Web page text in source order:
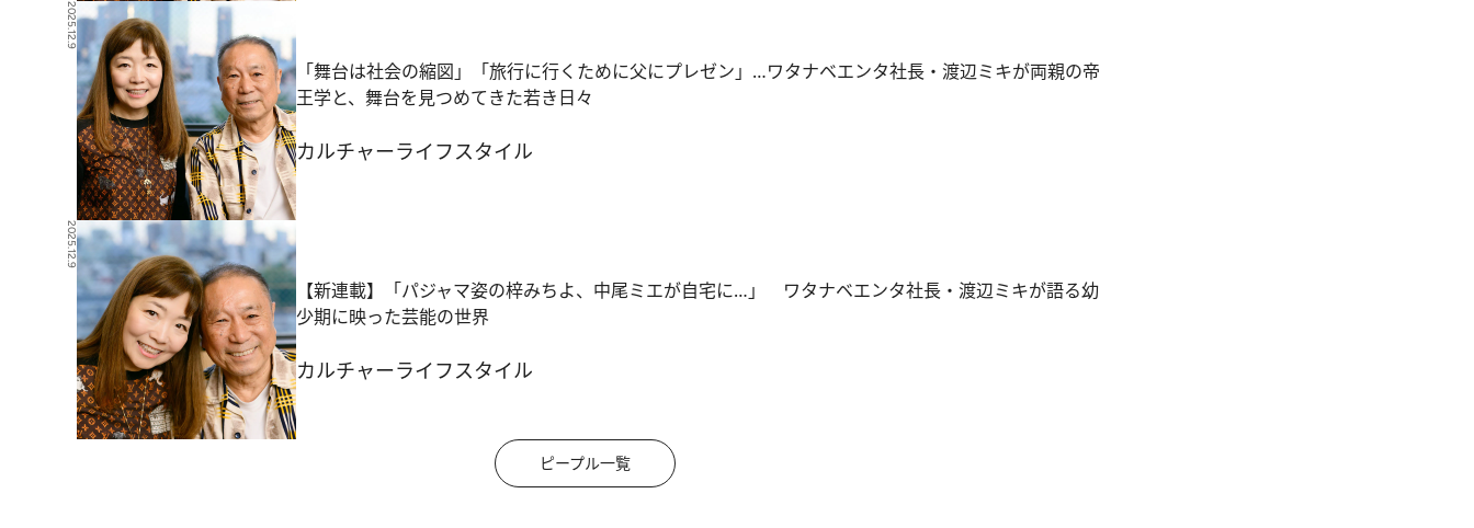
2025.12.9
「舞台は社会の縮図」「旅行に行くために父にプレゼン」…ワタナベエンタ社長・渡辺ミキが両親の帝
王学と、舞台を見つめてきた若き日々
カルチャーライフスタイル
2025.12.9
【新連載】「パジャマ姿の梓みちよ、中尾ミエが自宅に…」 ワタナベエンタ社長・渡辺ミキが語る幼
少期に映った芸能の世界
カルチャーライフスタイル
ピープル一覧